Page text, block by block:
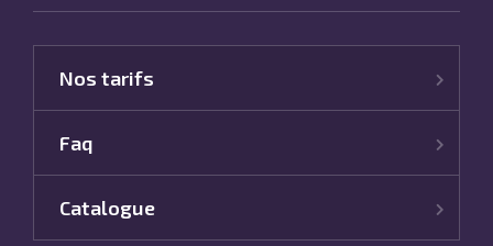
Nos tarifs
Faq
Catalogue